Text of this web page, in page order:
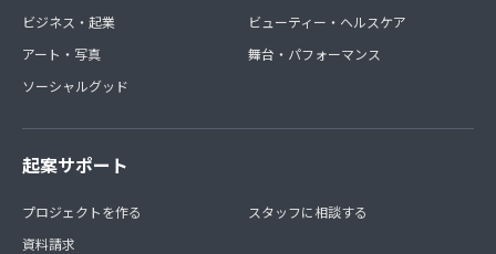
ビジネス・起業
アート・写真
ソーシャルグッド
ビューティー・ヘルスケア
舞台・パフォーマンス
起案サポート
プロジェクトを作る
資料請求
スタッフに相談する